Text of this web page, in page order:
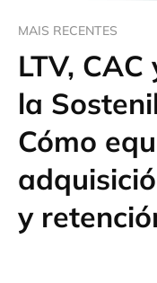
MAIS RECENTES
LTV,
la
Cómo
y